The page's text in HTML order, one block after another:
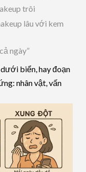
trôi
lâu với kem
ngày”
biển, hay đoạn
nhân vật, vấn